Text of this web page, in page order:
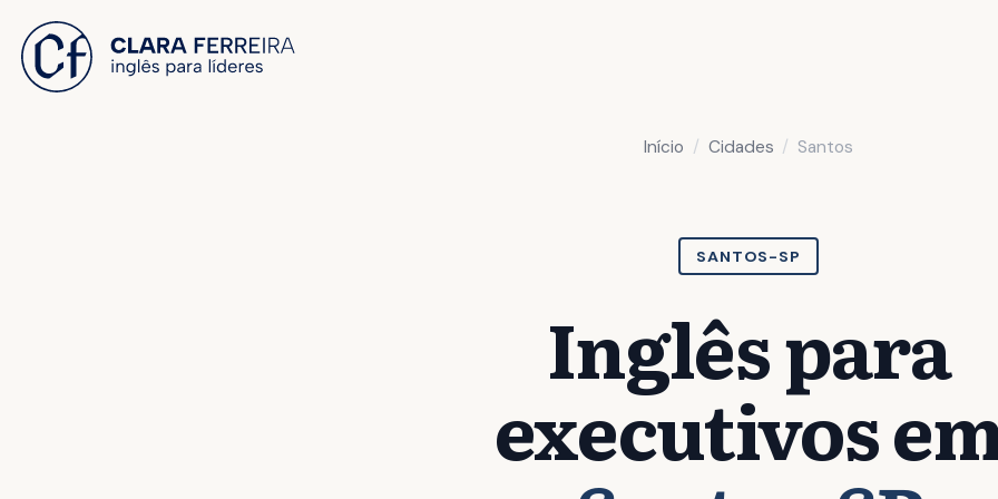
Início Cidades Santos
SANTOS-SP
Inglês para
executivos